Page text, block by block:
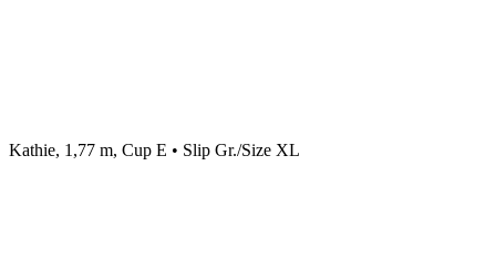
Kathie, 1,77 m, Cup E • Slip Gr./Size XL